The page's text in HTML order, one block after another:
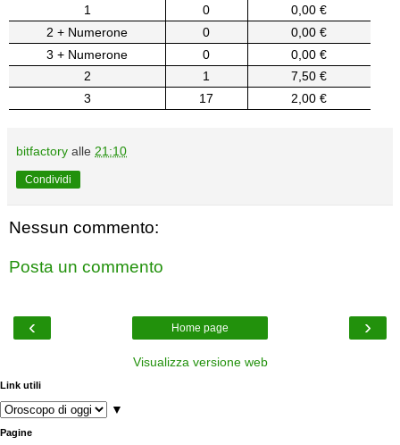
1
0
0,00 €
2 + Numerone
0
0,00 €
3 + Numerone
0
0,00 €
2
1
7,50 €
3
17 2,00 €
bitfactory alle 21:10
Condividi
Nessun commento:
Posta un commento
‹ ›
Home page
Visualizza versione web
Link utili
▼
Pagine